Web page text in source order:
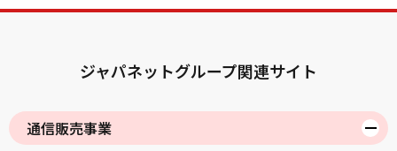
ジャパネットグループ関連サイト
通信販売事業